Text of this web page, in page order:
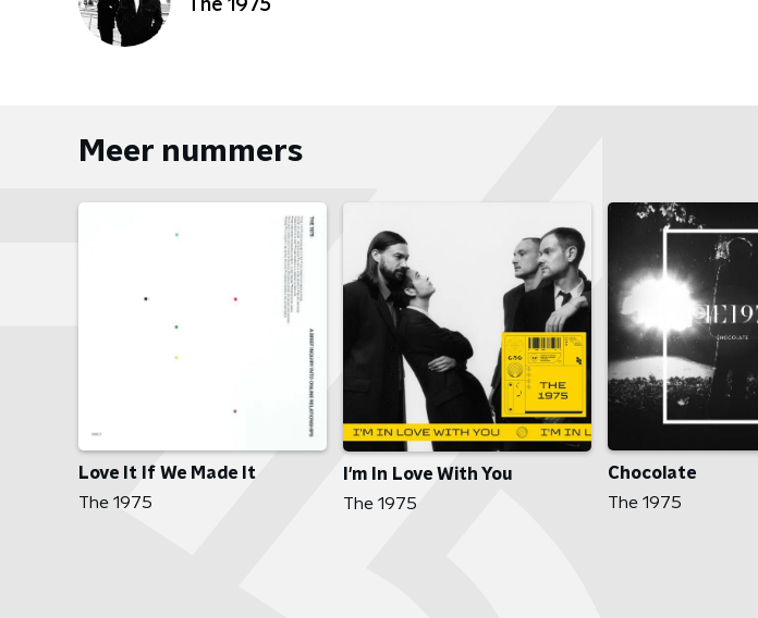
The 1975
Meer nummers
Love It If We Made It
The 1975
I'm In Love With You
The 1975
Chocolate
The 1975